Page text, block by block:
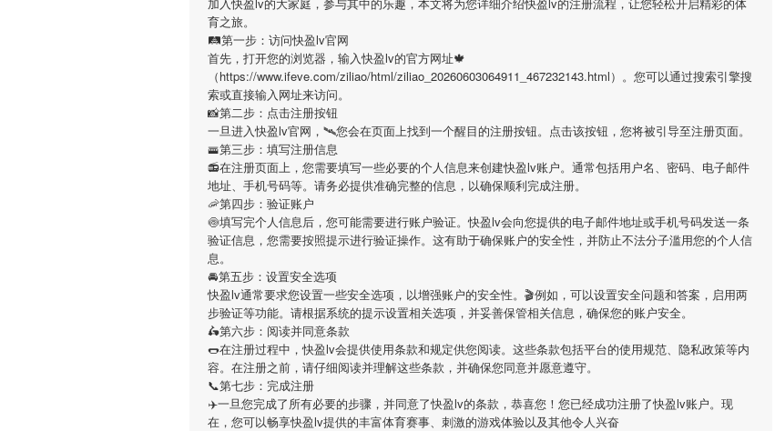
育之旅。
🛤第一步：访问快盈lv官网
首先，打开您的浏览器，输入快盈lv的官方网址🍁
（https://www.ifeve.com/ziliao/html/ziliao_20260603064911_467232143.html）。您可以通过搜索引擎搜
索或直接输入网址来访问。
📸第二步：点击注册按钮
一旦进入快盈lv官网，🛰您会在页面上找到一个醒目的注册按钮。点击该按钮，您将被引导至注册页面。
🚟第三步：填写注册信息
📻在注册页面上，您需要填写一些必要的个人信息来创建快盈lv账户。通常包括用户名、密码、电子邮件
地址、手机号码等。请务必提供准确完整的信息，以确保顺利完成注册。
🦐第四步：验证账户
🍥填写完个人信息后，您可能需要进行账户验证。快盈lv会向您提供的电子邮件地址或手机号码发送一条
验证信息，您需要按照提示进行验证操作。这有助于确保账户的安全性，并防止不法分子滥用您的个人信
息。
🚘第五步：设置安全选项
快盈lv通常要求您设置一些安全选项，以增强账户的安全性。🎬例如，可以设置安全问题和答案，启用两
步验证等功能。请根据系统的提示设置相关选项，并妥善保管相关信息，确保您的账户安全。
🛵第六步：阅读并同意条款
🌭在注册过程中，快盈lv会提供使用条款和规定供您阅读。这些条款包括平台的使用规范、隐私政策等内
容。在注册之前，请仔细阅读并理解这些条款，并确保您同意并愿意遵守。
📞第七步：完成注册
✈️一旦您完成了所有必要的步骤，并同意了快盈lv的条款，恭喜您！您已经成功注册了快盈lv账户。现
在，您可以畅享快盈lv提供的丰富体育赛事、刺激的游戏体验以及其他令人兴奋